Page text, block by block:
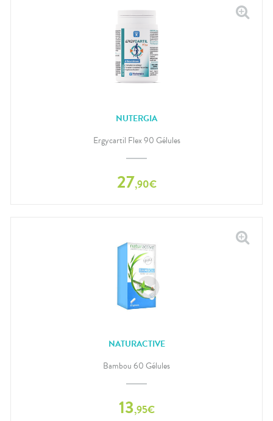
NUTERGIA
Ergycartil Flex 90 Gélules
27,90€
NATURACTIVE
Bambou 60 Gélules
13,95€